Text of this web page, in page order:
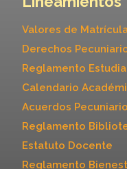
Valores de
Derechos
Reglamento
Calendario
Acuerdos
Reglamento
Estatuto Docente
Reglamento